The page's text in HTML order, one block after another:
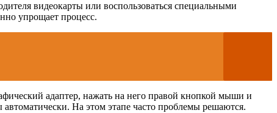
видеокарты или воспользоваться специальными
упрощает процесс.
адаптер, нажать на него правой кнопкой мыши и
автоматически. На этом этапе часто проблемы решаются.